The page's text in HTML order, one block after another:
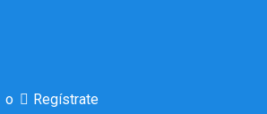
o Regístrate